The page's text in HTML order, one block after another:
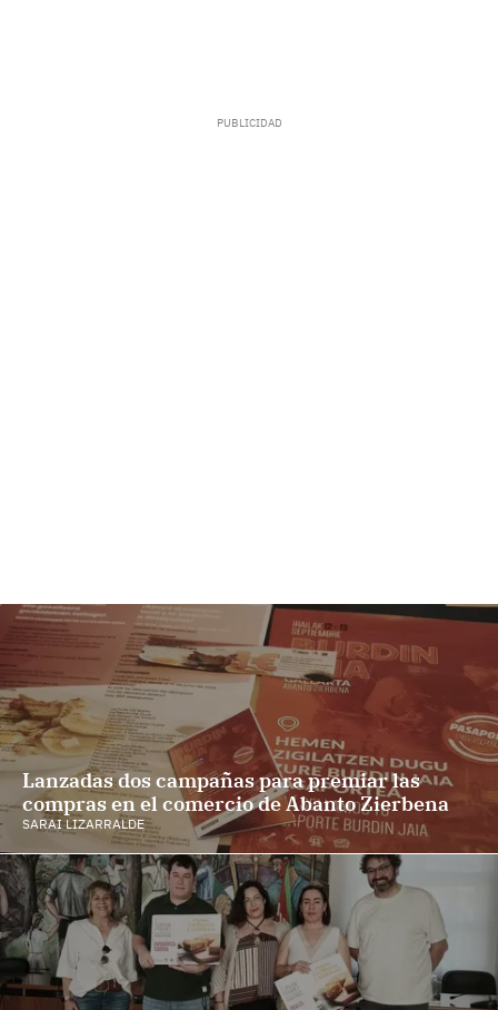
Lanzadas dos campañas para premiar las
compras en el comercio de Abanto Zierbena
SARAI LIZARRALDE